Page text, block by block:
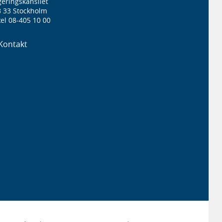
33 Stockholm
08-405 10 00